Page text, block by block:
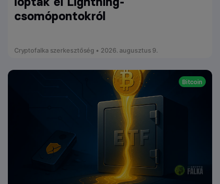
csomópontokról
Cryptofalka szerkesztőség • 2026. augusztus 9.
Bitcoin